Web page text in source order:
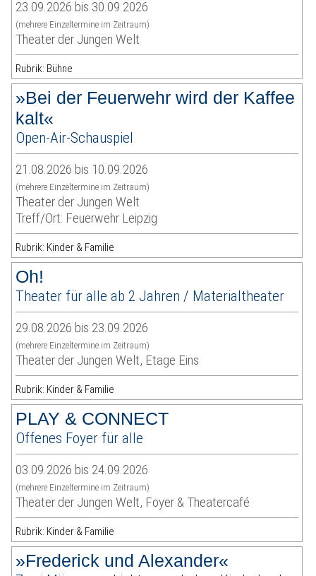
23.09.2026 bis 30.09.2026
(mehrere Einzeltermine im Zeitraum)
Theater der Jungen Welt
Rubrik: Bühne
»Bei der Feuerwehr wird der Kaffee
kalt«
Open-Air-Schauspiel
21.08.2026 bis 10.09.2026
(mehrere Einzeltermine im Zeitraum)
Theater der Jungen Welt
Treff/Ort: Feuerwehr Leipzig
Rubrik: Kinder & Familie
Oh!
Theater für alle ab 2 Jahren / Materialtheater
29.08.2026 bis 23.09.2026
(mehrere Einzeltermine im Zeitraum)
Theater der Jungen Welt, Etage Eins
Rubrik: Kinder & Familie
PLAY & CONNECT
Offenes Foyer für alle
03.09.2026 bis 24.09.2026
(mehrere Einzeltermine im Zeitraum)
Theater der Jungen Welt, Foyer & Theatercafé
Rubrik: Kinder & Familie
»Frederick und Alexander«